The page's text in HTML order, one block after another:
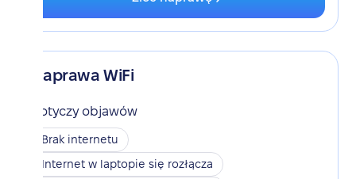
Naprawa WiFi
Dotyczy objawów
Brak internetu
Internet w laptopie się rozłącza